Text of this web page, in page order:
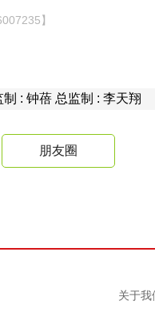
】
: 钟蓓 总监制 : 李天翔
朋友圈
关于我